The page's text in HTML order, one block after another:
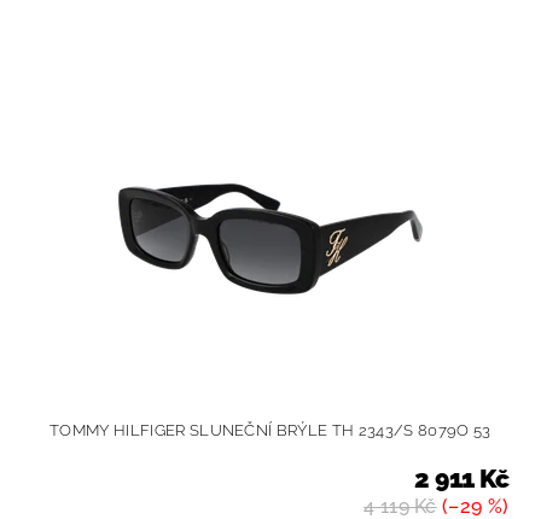
TOMMY HILFIGER SLUNEČNÍ BRÝLE TH 2343/S 8079O 53
4 119 Kč(–29 %)
2 911 Kč